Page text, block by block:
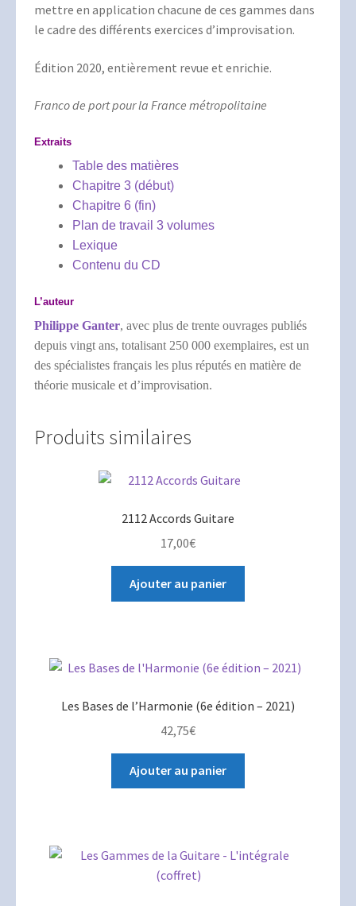
mettre en application chacune de ces gammes dans
le cadre des différents exercices d’improvisation.
Édition 2020, entièrement revue et enrichie.
Franco de port pour la France métropolitaine
Extraits
Table des matières
Chapitre 3 (début)
Chapitre 6 (fin)
Plan de travail 3 volumes
Lexique
Contenu du CD
L’auteur
Philippe Ganter, avec plus de trente ouvrages publiés
depuis vingt ans, totalisant 250 000 exemplaires, est un
des spécialistes français les plus réputés en matière de
théorie musicale et d’improvisation.
Produits similaires
2112 Accords Guitare
17,00€
Ajouter au panier
Les Bases de l’Harmonie (6e édition – 2021)
42,75€
Ajouter au panier